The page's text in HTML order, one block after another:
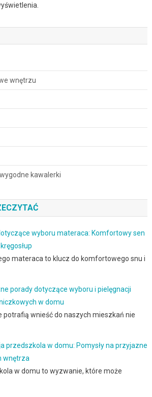
wnętrzu
kawalerki
wyboru materaca: Komfortowy sen
materaca to klucz do komfortowego snu i
porady dotyczące wyboru i pielęgnacji
w domu
potrafią wnieść do naszych mieszkań nie
przedszkola w domu: Pomysły na przyjazne
wnętrza
w domu to wyzwanie, które może